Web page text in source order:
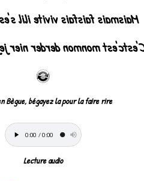
vivite ilil s'es'e ffaffa Ce !
derder nier jeje t'ait'ai Me
Bègue, bégayez la pour la faire rire
Lecture audio